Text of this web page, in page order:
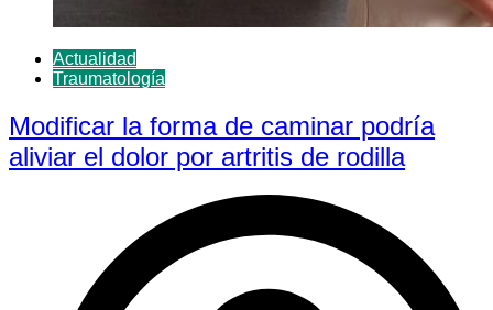
Actualidad
Traumatología
Modificar la forma de caminar podría
aliviar el dolor por artritis de rodilla